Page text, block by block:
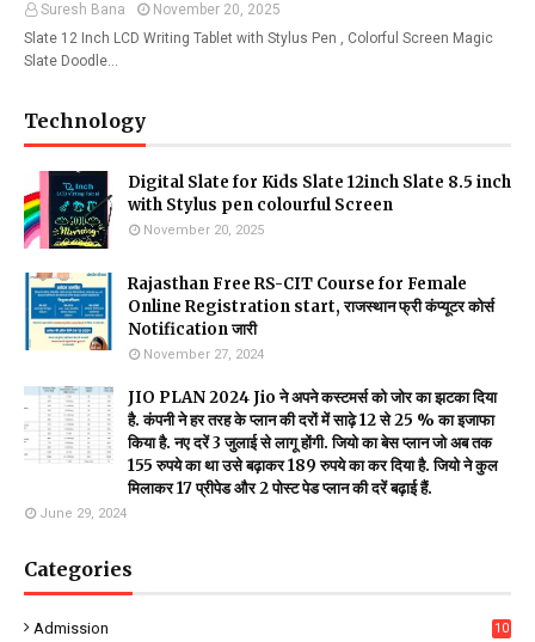
Suresh Bana
November 20, 2025
Slate 12 Inch LCD Writing Tablet with Stylus Pen , Colorful Screen Magic
Slate Doodle…
Technology
Digital Slate for Kids Slate 12inch Slate 8.5 inch
with Stylus pen colourful Screen
November 20, 2025
Rajasthan Free RS-CIT Course for Female
Online Registration start, राजस्थान फ्री कंप्यूटर कोर्स
Notification जारी
November 27, 2024
JIO PLAN 2024 Jio ने अपने कस्टमर्स को जोर का झटका दिया
है. कंपनी ने हर तरह के प्लान की दरों में साढ़े 12 से 25 % का इजाफा
किया है. नए दरें 3 जुलाई से लागू होंगी. जियो का बेस प्लान जो अब तक
155 रुपये का था उसे बढ़ाकर 189 रुपये का कर दिया है. जियो ने कुल
मिलाकर 17 प्रीपेड और 2 पोस्ट पेड प्लान की दरें बढ़ाई हैं.
June 29, 2024
Categories
Admission 10